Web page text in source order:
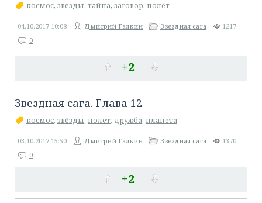
космос, звезды, тайна, заговор, полёт
+2
04.10.2017 10:08 Дмитрий Галкин Звездная сага
1217
0
Звездная сага. Глава 12
космос, звёзды, полёт, дружба, планета
+2
03.10.2017 15:50 Дмитрий Галкин Звездная сага
1370
0